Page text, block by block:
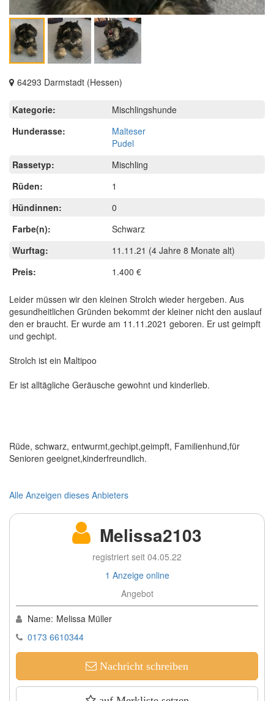
64293 Darmstadt (Hessen)
Kategorie:
Mischlingshunde
Hunderasse:
Malteser
Pudel
Rassetyp:
Mischling
Rüden:
1
Hündinnen:
0
Farbe(n):
Schwarz
Wurftag:
11.11.21 (4 Jahre 8 Monate alt)
Preis:
1.400 €
Leider müssen wir den kleinen Strolch wieder hergeben. Aus
gesundheitlichen Gründen bekommt der kleiner nicht den auslauf
den er braucht. Er wurde am 11.11.2021 geboren. Er ust geimpft
und gechipt.
Strolch ist ein Maltipoo
Er ist alltägliche Geräusche gewohnt und kinderlieb.
Rüde, schwarz, entwurmt,gechipt,geimpft, Familienhund,für
Senioren geeignet,kinderfreundlich.
Alle Anzeigen dieses Anbieters
Melissa2103
registriert seit 04.05.22
1 Anzeige online
Angebot
Name: Melissa Müller
0173 6610344
Nachricht schreiben